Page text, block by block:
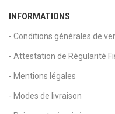
INFORMATIONS
- Conditions générales de
- Attestation de Régularité
- Mentions légales
- Modes de livraison